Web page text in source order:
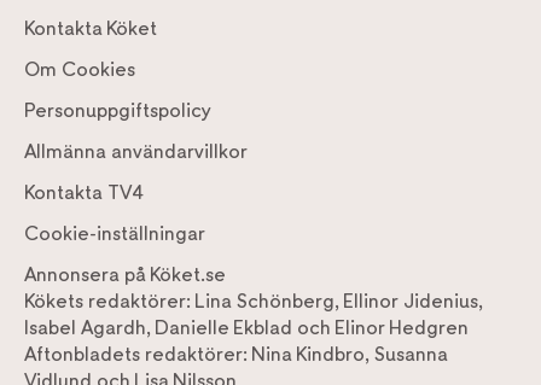
Kontakta Köket
Om Cookies
Personuppgiftspolicy
Allmänna användarvillkor
Kontakta TV4
Cookie-inställningar
Annonsera på Köket.se
Kökets redaktörer: Lina Schönberg, Ellinor Jidenius,
Isabel Agardh, Danielle Ekblad och Elinor Hedgren
Aftonbladets redaktörer: Nina Kindbro, Susanna